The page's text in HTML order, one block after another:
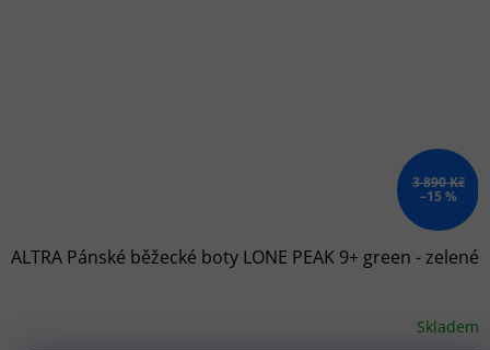
3 890 Kč
–15 %
ALTRA Pánské běžecké boty LONE PEAK 9+ green - zelené
Skladem